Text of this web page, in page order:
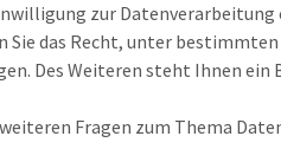
zur
Sie das Recht, unter
Des Weiteren steht Ihnen
Fragen zum Thema